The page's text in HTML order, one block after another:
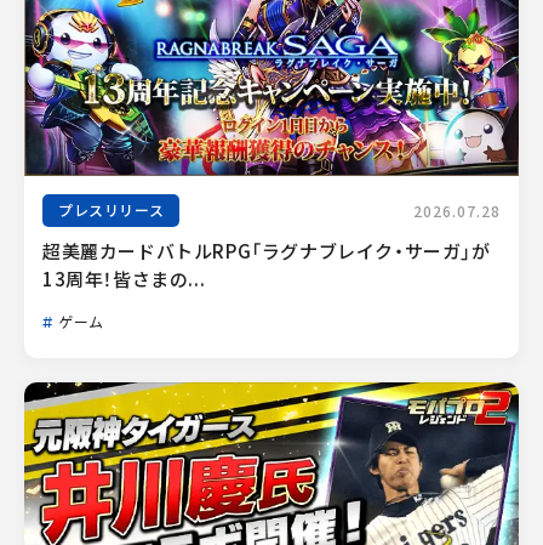
プレスリリース 2026.07.28
超美麗カードバトルRPG「ラグナブレイク・サーガ」が
13周年！皆さまの...
ゲーム